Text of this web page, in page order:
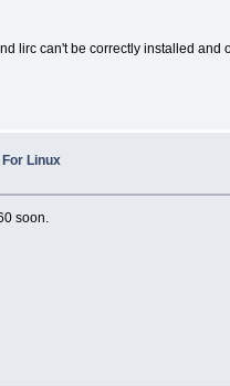
lirc can't be correctly installed
Linux
soon.